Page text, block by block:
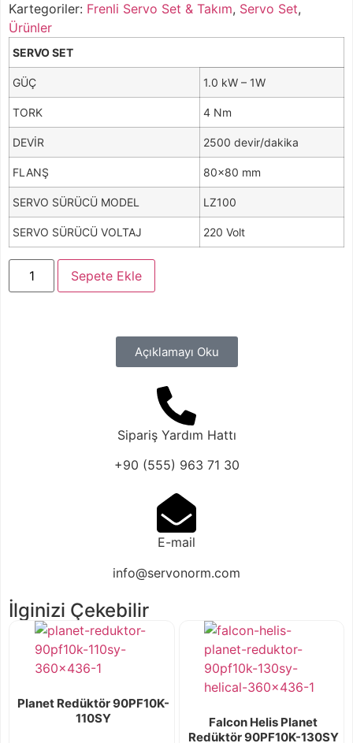
Kartegoriler: Frenli Servo Set & Takım, Servo Set,
Ürünler
SERVO SET
GÜÇ 1.0 kW – 1W
TORK 4 Nm
DEVİR 2500 devir/dakika
FLANŞ 80×80 mm
SERVO SÜRÜCÜ MODEL LZ100
SERVO SÜRÜCÜ VOLTAJ 220 Volt
Sepete Ekle
Açıklamayı Oku
Sipariş Yardım Hattı
+90 (555) 963 71 30
E-mail
info@servonorm.com
İlginizi Çekebilir
Planet Redüktör 90PF10K-
110SY
Falcon Helis Planet
Redüktör 90PF10K-130SY